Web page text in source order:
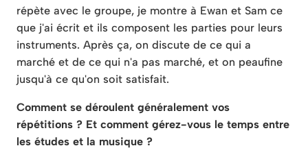
répète avec le groupe, je montre à Ewan et Sam ce
que j'ai écrit et ils composent les parties pour leurs
instruments. Après ça, on discute de ce qui a
marché et de ce qui n'a pas marché, et on peaufine
jusqu'à ce qu'on soit satisfait.
Comment se déroulent généralement vos
répétitions ? Et comment gérez-vous le temps entre
les études et la musique ?